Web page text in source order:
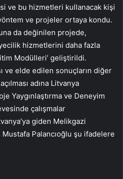
ve bu hizmetleri kullanacak kişi
yöntem ve projeler ortaya kondu.
da değinilen projede,
hizmetlerini daha fazla
Modülleri’ geliştirildi.
ve elde edilen sonuçların diğer
adına Litvanya
Yaygınlaştırma ve Deneyim
çalışmalar
giden Melikgazi
Mustafa Palancıoğlu şu ifadelere